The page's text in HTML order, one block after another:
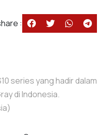
:
series yang hadir dalam
di Indonesia.